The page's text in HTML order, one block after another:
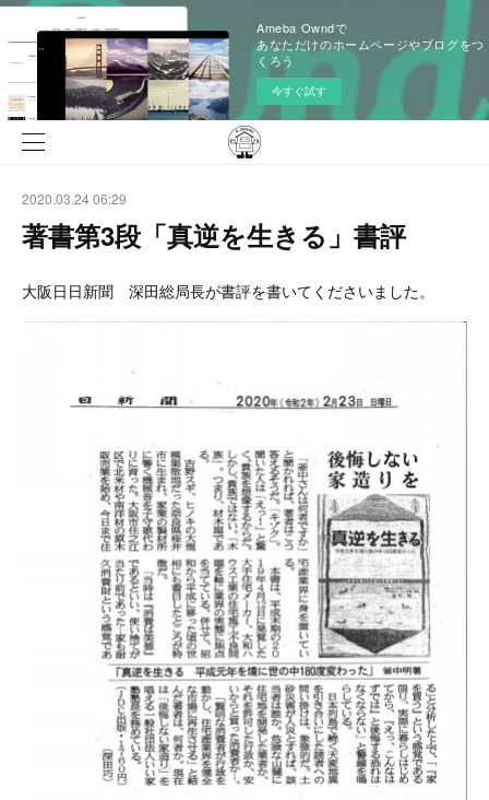
Ameba Owndで
あなただけのホームページやブログをつ
くろう
今すぐ試す
2020.03.24 06:29
著書第3段「真逆を生きる」書評
大阪日日新聞 深田総局長が書評を書いてくださいました。